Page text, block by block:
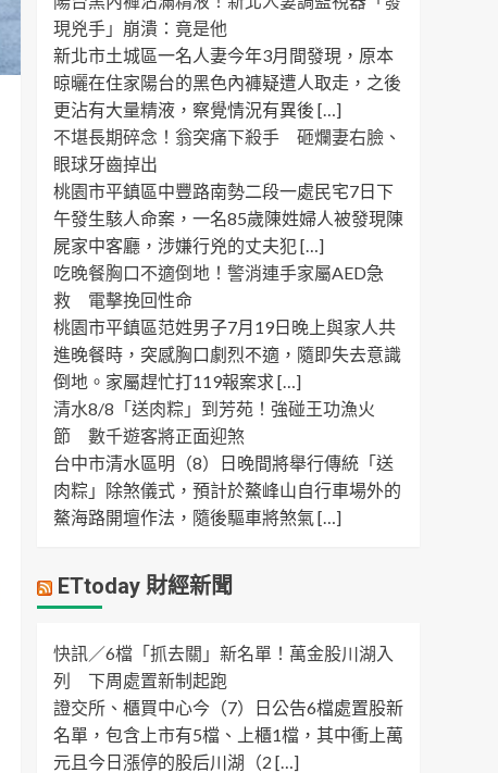
現兇手」崩潰：竟是他
新北市土城區一名人妻今年3月間發現，原本
晾曬在住家陽台的黑色內褲疑遭人取走，之後
更沾有大量精液，察覺情況有異後 […]
不堪長期碎念！翁突痛下殺手 砸爛妻右臉、
眼球牙齒掉出
桃園市平鎮區中豐路南勢二段一處民宅7日下
午發生駭人命案，一名85歲陳姓婦人被發現陳
屍家中客廳，涉嫌行兇的丈夫犯 […]
吃晚餐胸口不適倒地！警消連手家屬AED急
救 電擊挽回性命
桃園市平鎮區范姓男子7月19日晚上與家人共
進晚餐時，突感胸口劇烈不適，隨即失去意識
倒地。家屬趕忙打119報案求 […]
清水8/8「送肉粽」到芳苑！強碰王功漁火
節 數千遊客將正面迎煞
台中市清水區明（8）日晚間將舉行傳統「送
肉粽」除煞儀式，預計於鰲峰山自行車場外的
鰲海路開壇作法，隨後驅車將煞氣 […]
ETtoday 財經新聞
快訊／6檔「抓去關」新名單！萬金股川湖入
列 下周處置新制起跑
證交所、櫃買中心今（7）日公告6檔處置股新
名單，包含上市有5檔、上櫃1檔，其中衝上萬
元且今日漲停的股后川湖（2 […]